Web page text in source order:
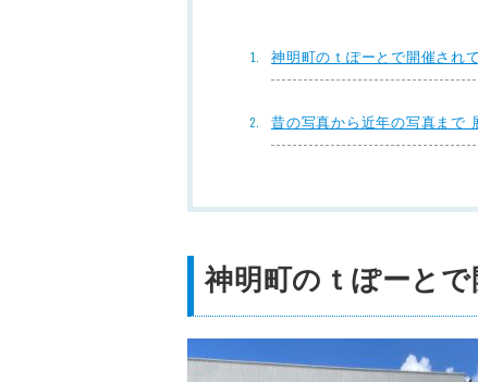
神明町のｔぽーとで開催され
昔の写真から近年の写真まで
神明町のｔぽーと